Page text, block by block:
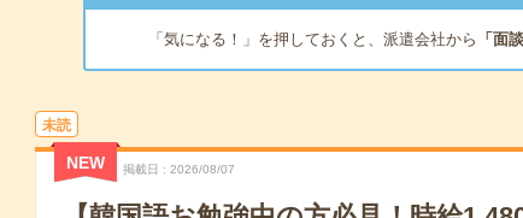
「気になる！」を押しておくと、派遣会社から 「面
未読
NEW 掲載日 2026/08/07